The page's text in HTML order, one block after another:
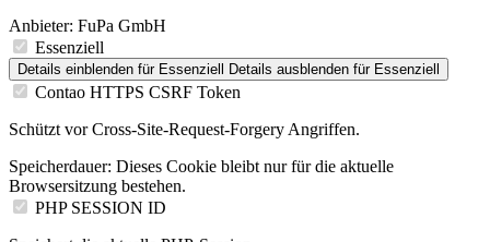
Anbieter: FuPa GmbH
Essenziell
Details einblenden für Essenziell Details ausblenden für Essenziell
Contao HTTPS CSRF Token
Schützt vor Cross-Site-Request-Forgery Angriffen.
Speicherdauer: Dieses Cookie bleibt nur für die aktuelle
Browsersitzung bestehen.
PHP SESSION ID